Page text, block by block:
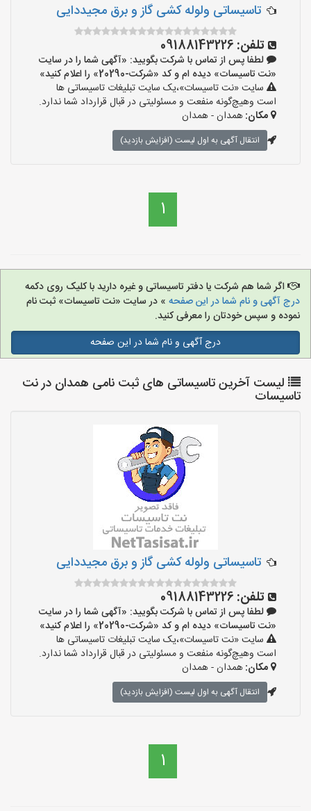
تاسیساتی ولوله کشی گاز و برق مجیددایی
تلفن: 09188143226
لطفا پس از تماس با شرکت بگویید: «آگهی شما را در سایت
«نت تاسیسات» دیده ام و کد «شرکت-20290» را اعلام کنید»
سایت «نت تاسیسات»،یک سایت تبلیغات تاسیساتی ها
است وهیچ‌گونه منفعت و مسئولیتی در قبال قرارداد شما ندارد.
مکان:همدان - همدان
انتقال آگهی به اول لیست (افزایش بازدید)
1
اگر شما هم شرکت یا دفتر تاسیساتی و غیره دارید با کلیک روی دکمه
درج آگهی و نام شما در این صفحه » در سایت «نت تاسیسات» ثبت نام
نموده و سپس خودتان را معرفی کنید.
درج آگهی و نام شما در این صفحه
لیست آخرین تاسیساتی های ثبت نامی همدان در نت
تاسیسات
تاسیساتی ولوله کشی گاز و برق مجیددایی
تلفن: 09188143226
لطفا پس از تماس با شرکت بگویید: «آگهی شما را در سایت
«نت تاسیسات» دیده ام و کد «شرکت-20290» را اعلام کنید»
سایت «نت تاسیسات»،یک سایت تبلیغات تاسیساتی ها
است وهیچ‌گونه منفعت و مسئولیتی در قبال قرارداد شما ندارد.
مکان:همدان - همدان
انتقال آگهی به اول لیست (افزایش بازدید)
1